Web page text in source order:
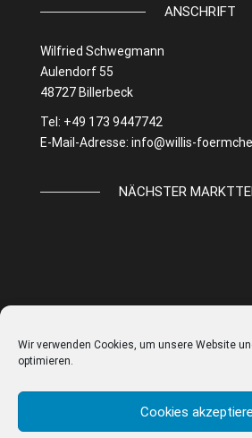
Wir verwenden Cookies, um unsere Website
optimieren.
Cookies
ANSCHRIFT
Wilfried Schwegmann
Aulendorf 55
48727 Billerbeck
Tel: +49 173 9447742
E-Mail-Adresse: info@willis-
NÄCHSTER